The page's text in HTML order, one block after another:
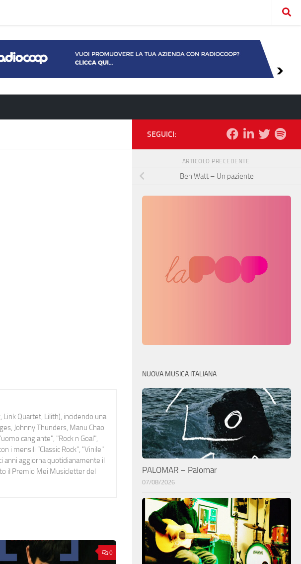
Quartet, Lilith), incidendo una
Johnny Thunders, Manu Chao
cangiante", "Rock n Goal",
i mensili “Classic Rock”, "Vinile"
anni aggiorna quotidianamente il
il Premio Mei Musicletter del
0
SEGUICI:
ARTICOLO PRECEDENTE
Ben Watt – Un paziente
NUOVA MUSICA ITALIANA
PALOMAR – Palomar
07/08/2026